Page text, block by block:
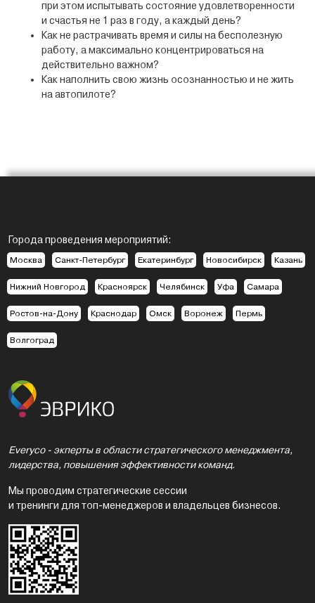
при этом испытывать состояние удовлетворенности
и счастья не 1 раз в году, а каждый день?
Как не растрачивать время и силы на бесполезную
работу, а максимально концентрироваться на
действительно важном?
Как наполнить свою жизнь осознанностью и не жить
на автопилоте?
Города проведения мероприятий:
Москва Санкт-Петербург Екатеринбург Новосибирск Казань
Нижний Новгород Красноярск Челябинск Уфа Самара
Ростов-на-Дону Краснодар Омск Воронеж Пермь
Волгоград
Everyco - экперты в области стратегического менеджмента,
лидерства, повышения эффективности команд.
Мы проводим стратегические сессии
и тренинги для топ-менеджеров и владельцев бизнесов.